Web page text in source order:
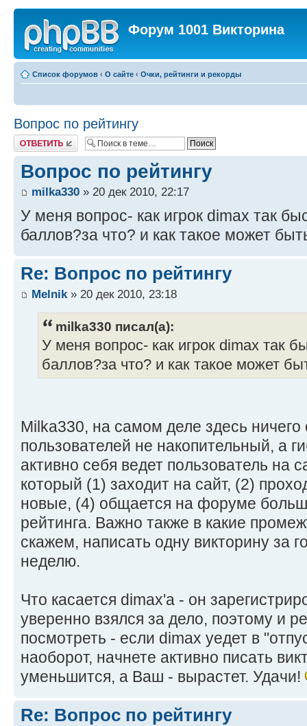
Форум 1001 Викторина
Список форумов ‹ О сайте ‹ Очки, рейтинги и рекорды
Вопрос по рейтингу
Ответить
Вопрос по рейтингу
milka330 » 20 дек 2010, 22:17
У меня вопрос- как игрок dimax так
баллов?за что? и как такое может
Re: Вопрос по рейтингу
Melnik » 20 дек 2010, 23:18
milka330 писал(а):
У меня вопрос- как игрок dimax так
баллов?за что? и как такое может
Milka330, на самом деле здесь ничего
пользователей не накопительный, а
активно себя ведет пользователь на
который (1) заходит на сайт, (2)
новые, (4) общается на форуме
рейтинга. Важно также в какие
скажем, написать одну викторину за
неделю.
Что касается dimax'а - он
уверенно взялся за дело, поэтому и
посмотреть - если dimax уедет в
наоборот, начнете активно писать
уменьшится, а Ваш - вырастет. Удачи!
Re: Вопрос по рейтингу